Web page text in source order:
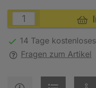
14 Tage kostenloses
Fragen zum Artikel